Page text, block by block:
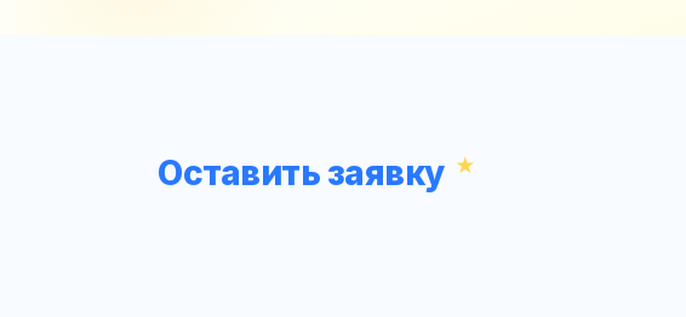
Оставить заявку